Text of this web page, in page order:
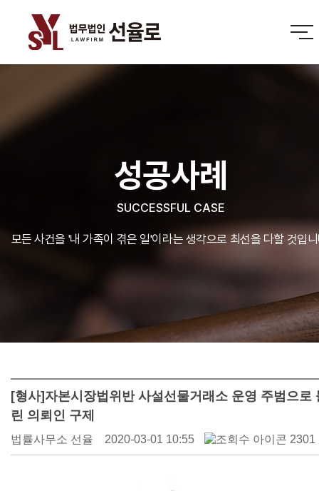
성공사례
SUCCESSFUL CASE
모든 사건을 '내 가족이 겪은 일'이라는 생각으로 최선을 다할 것입
[형사]자본시장법위반 사설선물거래소 운영 주범으로
린 의뢰인 구제
법률사무소 선율 2020-03-01 10:55 2301